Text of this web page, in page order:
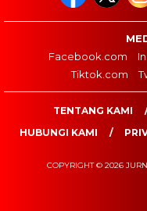
Facebook.com
Tiktok.com
TENTANG KAMI
HUBUNGI KAMI
COPYRIGHT © 2026